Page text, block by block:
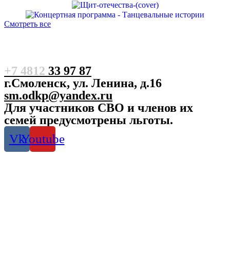
Смотреть все
+7 4812 33 97 87
г.Смоленск, ул. Ленина, д.16
sm.odkp@yandex.ru
Для участников СВО и членов их
семей предусмотрены льготы.
VkYoutube